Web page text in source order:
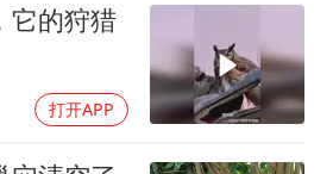
它的狩猎
打开APP